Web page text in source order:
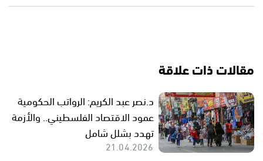
مقالات ذات علاقة
د.نصر عبد الكريم: الرواتب الحكومية
عمود الاقتصاد الفلسطيني.. والأزمة
تهدد بشلل شامل
21.04.2026